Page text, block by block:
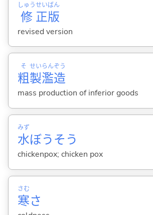
修
しゅう
正
せい
版
ばん
revised version
粗
そ
製
せい
濫
らん
造
ぞう
mass production of inferior goods
水
みず
ぼうそう
chickenpox; chicken pox
寒
さむ
さ